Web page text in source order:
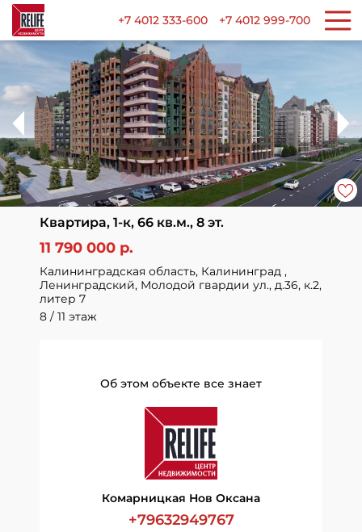
+7 4012 333-600 +7 4012 999-700
Квартира, 1-к, 66 кв.м., 8 эт.
11 790 000 р.
Калининградская область, Калининград ,
Ленинградский, Молодой гвардии ул., д.36, к.2,
литер 7
8 / 11 этаж
Об этом объекте все знает
Комарницкая Нов Оксана
+79632949767